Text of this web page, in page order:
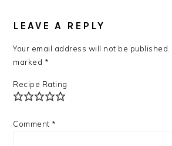
INTERACTIONS
LEAVE A REPLY
Your email address will not be published.
marked *
Recipe Rating
Comment *